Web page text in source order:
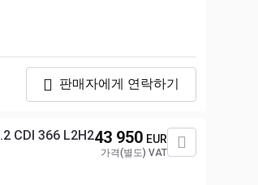
판매자에게 연락하기
CDI 366 L2H243 950 EUR
가격(별도) VAT